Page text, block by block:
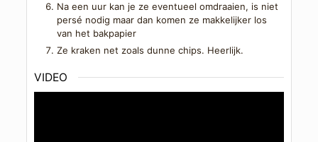
Na een uur kan je ze eventueel omdraaien, is niet
persé nodig maar dan komen ze makkelijker los
van het bakpapier
Ze kraken net zoals dunne chips. Heerlijk.
VIDEO